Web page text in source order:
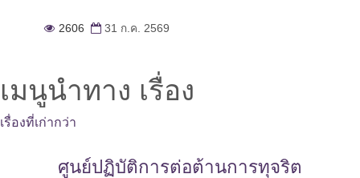
2606 31 ก.ค. 2569
เมนูนำทาง เรื่อง
เรื่องที่เก่ากว่า
ศูนย์ปฏิบัติการต่อต้านการทุจริต